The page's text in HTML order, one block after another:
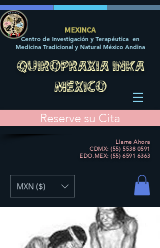
MEXINCA
Centro de Investigación y Terapéutica en
Medicina Tradicional y Natural México Andina
QUIROPRAXIA INKA
MEXICO
Reserve su Cita
Llame Ahora
CDMX: (55) 5538 0591
EDO.MEX:(55) 6591 6363
MXN ($)